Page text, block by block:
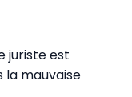
juriste est
la mauvaise